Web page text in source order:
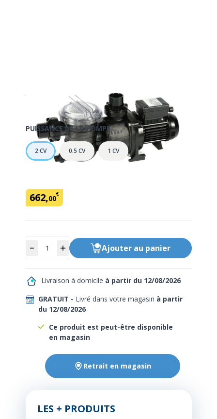
434242
PUISSANCE DE LA POMPE
2 CV 0.5 CV 1 CV
662,00€
Ajouter au panier
GRATUIT - Livré dans votre magasin à partir
du 12/08/2026
Livraison à domicile à partir du 12/08/2026
Ce produit est peut-être disponible
en magasin
Retrait en magasin
LES + PRODUITS